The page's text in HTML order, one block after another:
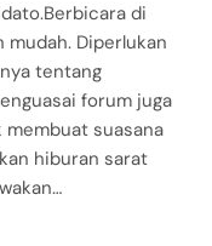
di
mudah. Diperlukan
tentang
forum juga
suasana
hiburan sarat